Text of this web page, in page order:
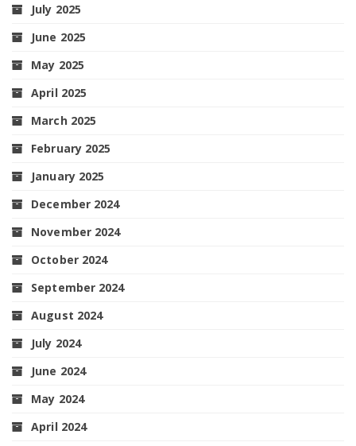
July 2025
June 2025
May 2025
April 2025
March 2025
February 2025
January 2025
December 2024
November 2024
October 2024
September 2024
August 2024
July 2024
June 2024
May 2024
April 2024